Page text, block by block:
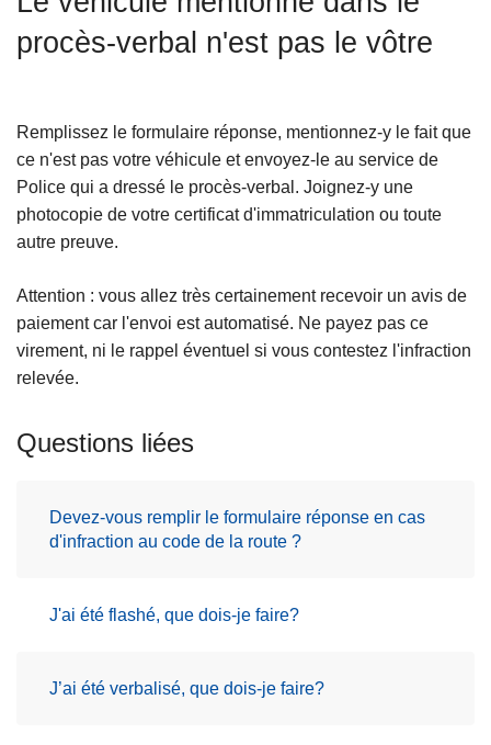
procès-verbal n'est pas le vôtre
Remplissez le formulaire réponse, mentionnez-y le fait que
ce n'est pas votre véhicule et envoyez-le au service de
Police qui a dressé le procès-verbal. Joignez-y une
photocopie de votre certificat d'immatriculation ou toute
autre preuve.
Attention : vous allez très certainement recevoir un avis de
paiement car l'envoi est automatisé. Ne payez pas ce
virement, ni le rappel éventuel si vous contestez l'infraction
relevée.
Questions liées
Devez-vous remplir le formulaire réponse en cas
d'infraction au code de la route ?
J'ai été flashé, que dois-je faire?
J’ai été verbalisé, que dois-je faire?